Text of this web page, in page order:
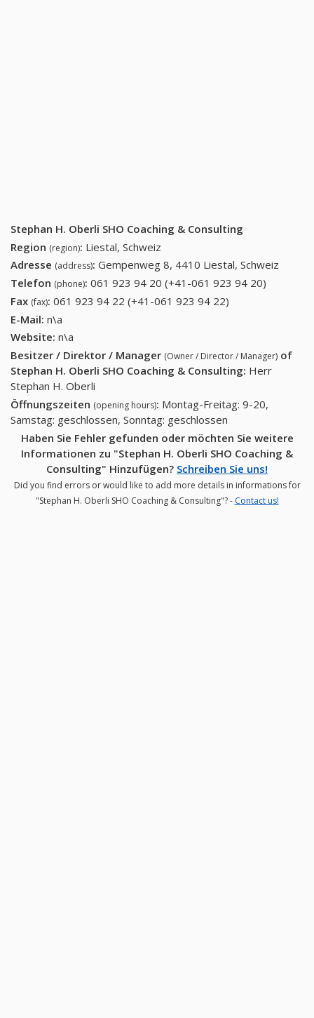
Stephan H. Oberli SHO Coaching & Consulting
Region (region): Liestal, Schweiz
Adresse (address): Gempenweg 8, 4410 Liestal, Schweiz
Telefon (phone): 061 923 94 20 (+41-061 923 94 20)
Fax (fax): 061 923 94 22 (+41-061 923 94 22)
E-Mail: n\a
Website: n\a
Besitzer / Direktor / Manager (Owner / Director / Manager) of
Stephan H. Oberli SHO Coaching & Consulting: Herr
Stephan H. Oberli
Öffnungszeiten (opening hours): Montag-Freitag: 9-20,
Samstag: geschlossen, Sonntag: geschlossen
Haben Sie Fehler gefunden oder möchten Sie weitere
Informationen zu "Stephan H. Oberli SHO Coaching &
Consulting" Hinzufügen? Schreiben Sie uns!
Did you find errors or would like to add more details in informations for
"Stephan H. Oberli SHO Coaching & Consulting"? - Contact us!